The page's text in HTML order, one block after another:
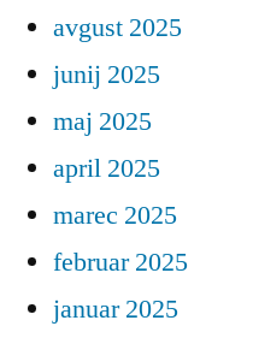
avgust 2025
junij 2025
maj 2025
april 2025
marec 2025
februar 2025
januar 2025